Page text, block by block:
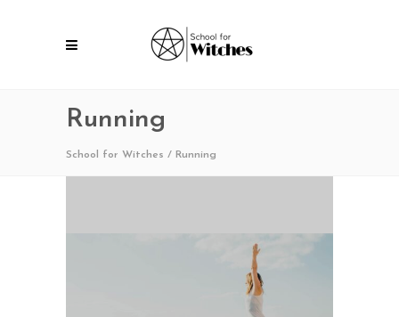
Running
School for Witches / Running
Player